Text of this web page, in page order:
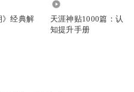
》经典解
天涯神贴1000篇：认
知提升手册